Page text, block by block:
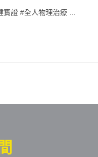
實證 #全人物理治療 ...